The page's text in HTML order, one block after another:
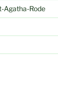
Agatha-Rode